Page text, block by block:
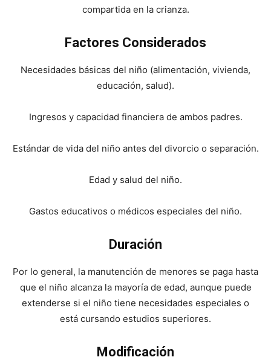
compartida en la crianza.
Factores Considerados
Necesidades básicas del niño (alimentación, vivienda,
educación, salud).
Ingresos y capacidad financiera de ambos padres.
Estándar de vida del niño antes del divorcio o separación.
Edad y salud del niño.
Gastos educativos o médicos especiales del niño.
Duración
Por lo general, la manutención de menores se paga hasta
que el niño alcanza la mayoría de edad, aunque puede
extenderse si el niño tiene necesidades especiales o
está cursando estudios superiores.
Modificación